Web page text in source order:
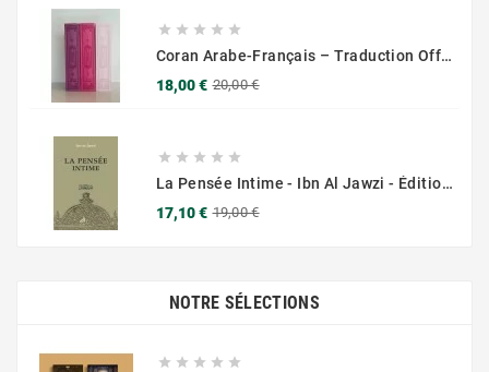
    
Coran Arabe-Français – Traduction Officielle (14x20 Cm ) – Couverture Daim Luxees Dorées
18,00 € 20,00 €
    
La Pensée Intime - Ibn Al Jawzi - Éditions Chama (Al Azhar)
17,10 € 19,00 €
NOTRE SÉLECTIONS
    